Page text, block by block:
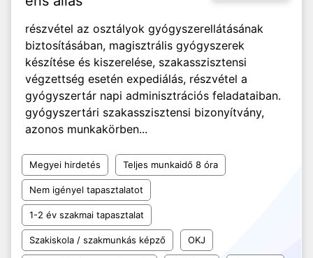
részvétel az osztályok gyógyszerellátásának
biztosításában, magisztrális gyógyszerek
készítése és kiszerelése, szakasszisztensi
végzettség esetén expediálás, részvétel a
gyógyszertár napi adminisztrációs feladataiban.
gyógyszertári szakasszisztensi bizonyítvány,
azonos munkakörben...
Megyei hirdetés Teljes munkaidő 8 óra
Nem igényel tapasztalatot
1-2 év szakmai tapasztalat
Szakiskola / szakmunkás képző OKJ